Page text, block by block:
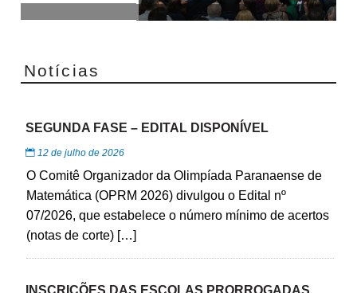
Notícias
SEGUNDA FASE – EDITAL DISPONÍVEL
12 de julho de 2026
O Comitê Organizador da Olimpíada Paranaense de
Matemática (OPRM 2026) divulgou o Edital nº
07/2026, que estabelece o número mínimo de acertos
(notas de corte) […]
INSCRIÇÕES DAS ESCOLAS PRORROGADAS